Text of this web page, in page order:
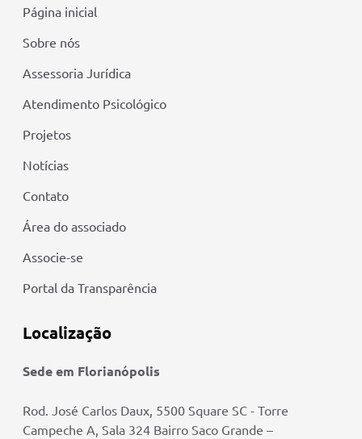
Página inicial
Sobre nós
Assessoria Jurídica
Atendimento Psicológico
Projetos
Notícias
Contato
Área do associado
Associe-se
Portal da Transparência
Localização
Sede em Florianópolis
Rod. José Carlos Daux, 5500 Square SC - Torre
Campeche A, Sala 324 Bairro Saco Grande –